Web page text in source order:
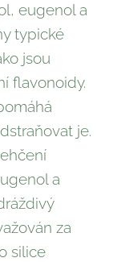
eugenol a
typické
jsou
flavonoidy.
je.
a
za
silice